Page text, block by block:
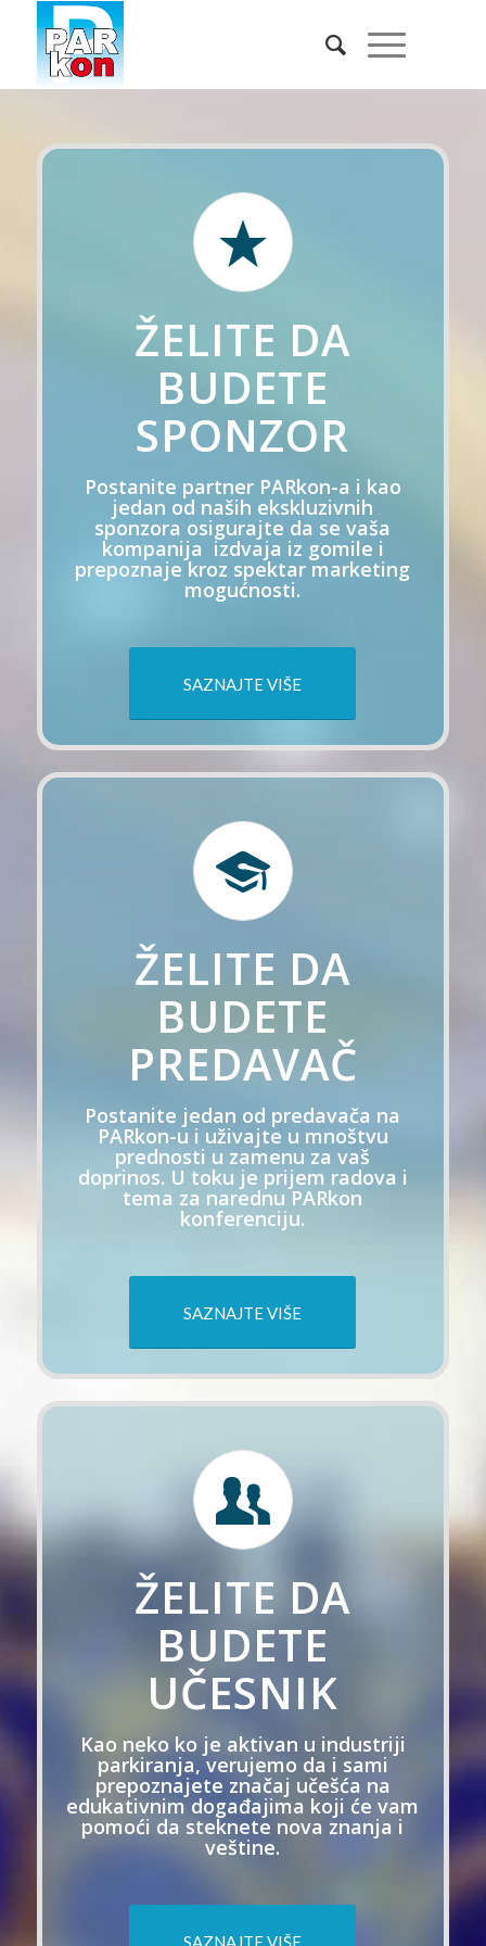
ŽELITE DA
BUDETE
SPONZOR
Postanite partner PARkon-a i kao
jedan od naših ekskluzivnih
sponzora osigurajte da se vaša
kompanija izdvaja iz gomile i
prepoznaje kroz spektar marketing
mogućnosti.
SAZNAJTE VIŠE
ŽELITE DA
BUDETE
PREDAVAČ
Postanite jedan od predavača na
PARkon-u i uživajte u mnoštvu
prednosti u zamenu za vaš
doprinos. U toku je prijem radova i
tema za narednu PARkon
konferenciju.
SAZNAJTE VIŠE
ŽELITE DA
BUDETE
UČESNIK
Kao neko ko je aktivan u industriji
parkiranja, verujemo da i sami
prepoznajete značaj učešća na
edukativnim događajima koji će vam
pomoći da steknete nova znanja i
veštine.
SAZNAJTE VIŠE